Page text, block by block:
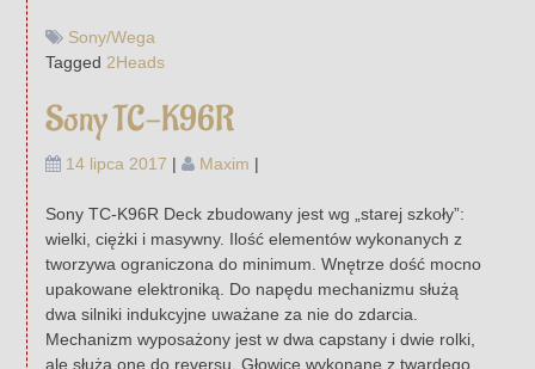
Sony/Wega
Tagged 2Heads
Sony TC-K96R
14 lipca 2017 | Maxim |
Sony TC-K96R Deck zbudowany jest wg „starej szkoły”:
wielki, ciężki i masywny. Ilość elementów wykonanych z
tworzywa ograniczona do minimum. Wnętrze dość mocno
upakowane elektroniką. Do napędu mechanizmu służą
dwa silniki indukcyjne uważane za nie do zdarcia.
Mechanizm wyposażony jest w dwa capstany i dwie rolki,
ale służą one do reversu. Głowice wykonane z twardego